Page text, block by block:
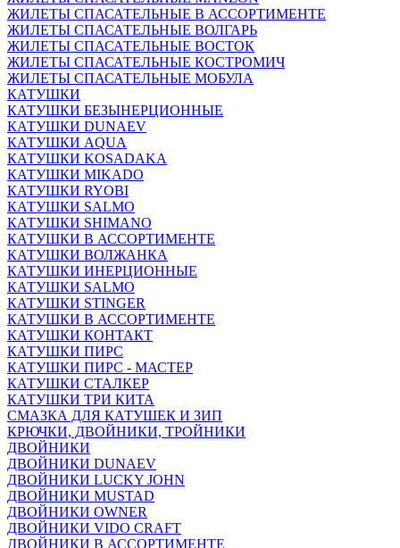
ЖИЛЕТЫ СПАСАТЕЛЬНЫЕ В АССОРТИМЕНТЕ
ЖИЛЕТЫ СПАСАТЕЛЬНЫЕ ВОЛГАРЬ
ЖИЛЕТЫ СПАСАТЕЛЬНЫЕ ВОСТОК
ЖИЛЕТЫ СПАСАТЕЛЬНЫЕ КОСТРОМИЧ
ЖИЛЕТЫ СПАСАТЕЛЬНЫЕ МОБУЛА
КАТУШКИ
КАТУШКИ БЕЗЫНЕРЦИОННЫЕ
КАТУШКИ DUNAEV
КАТУШКИ AQUA
КАТУШКИ KOSADAKA
КАТУШКИ MIKADO
КАТУШКИ RYOBI
КАТУШКИ SALMO
КАТУШКИ SHIMANO
КАТУШКИ В АССОРТИМЕНТЕ
КАТУШКИ ВОЛЖАНКА
КАТУШКИ ИНЕРЦИОННЫЕ
КАТУШКИ SALMO
КАТУШКИ STINGER
КАТУШКИ В АССОРТИМЕНТЕ
КАТУШКИ КОНТАКТ
КАТУШКИ ПИРС
КАТУШКИ ПИРС - МАСТЕР
КАТУШКИ СТАЛКЕР
КАТУШКИ ТРИ КИТА
СМАЗКА ДЛЯ КАТУШЕК И ЗИП
КРЮЧКИ, ДВОЙНИКИ, ТРОЙНИКИ
ДВОЙНИКИ
ДВОЙНИКИ DUNAEV
ДВОЙНИКИ LUCKY JOHN
ДВОЙНИКИ MUSTAD
ДВОЙНИКИ OWNER
ДВОЙНИКИ VIDO CRAFT
ДВОЙНИКИ В АССОРТИМЕНТЕ